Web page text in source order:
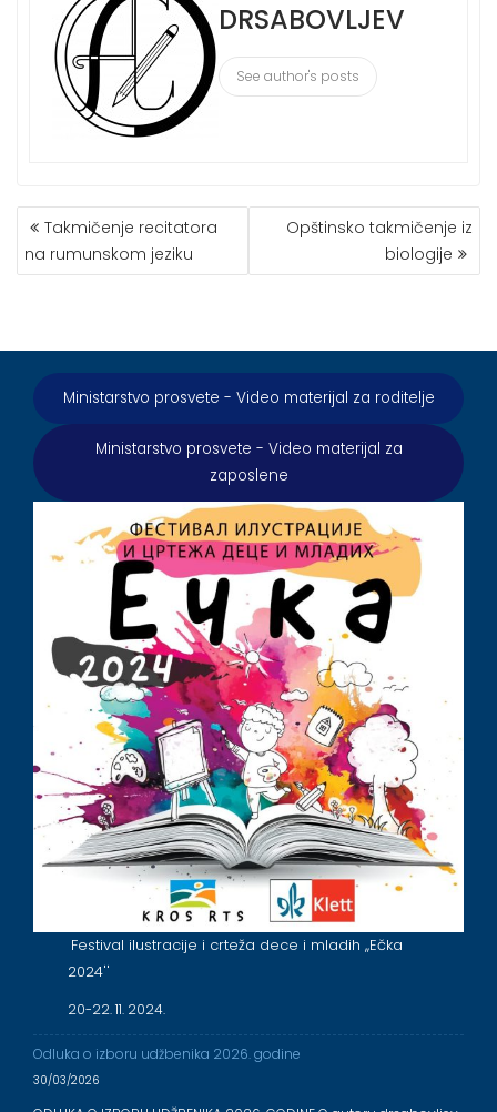
DRSABOVLJEV
See author's posts
КРЕТАЊЕ
ЧЛАНКА
Takmičenje recitatora
na rumunskom jeziku
Opštinsko takmičenje iz
biologije
Ministarstvo prosvete - Video materijal za roditelje
Ministarstvo prosvete - Video materijal za
zaposlene
Festival ilustracije i crteža dece i mladih ,,Ečka
2024''
20-22. 11. 2024.
Odluka o izboru udžbenika 2026. godine
30/03/2026